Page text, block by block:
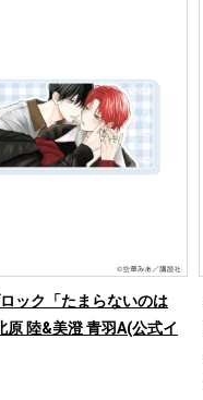
ック「たまらないのは
原 陸&美澄 青羽A(公式イ